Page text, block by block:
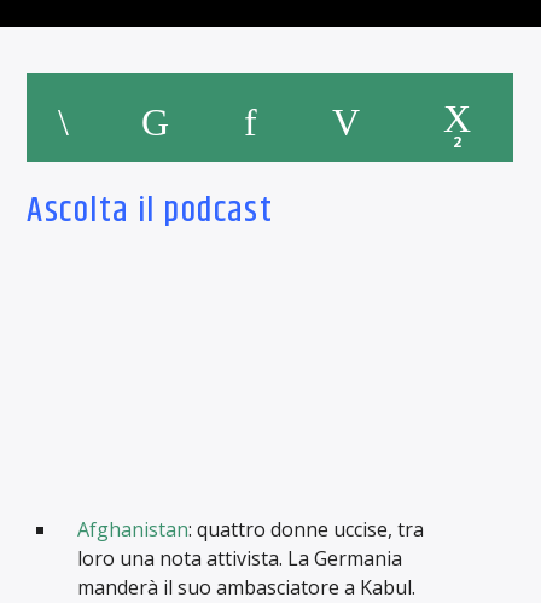
2
Ascolta il podcast
Afghanistan: quattro donne uccise, tra
loro una nota attivista. La Germania
manderà il suo ambasciatore a Kabul.